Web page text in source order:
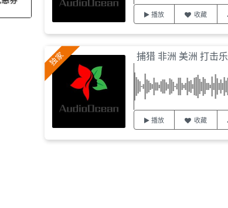
播放 收藏
捕猎 非洲 美洲 打击乐
播放 收藏